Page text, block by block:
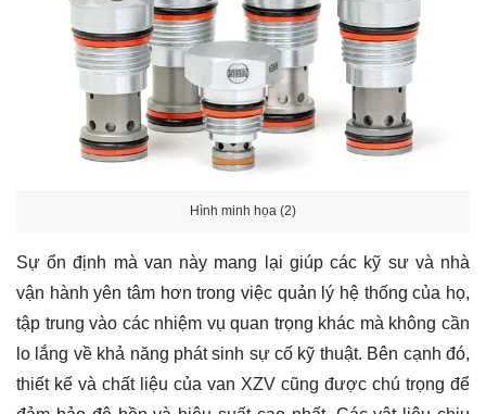
Hình minh họa (2)
Sự ổn định mà van này mang lại giúp các kỹ sư và nhà
vận hành yên tâm hơn trong việc quản lý hệ thống của họ,
tập trung vào các nhiệm vụ quan trọng khác mà không cần
lo lắng về khả năng phát sinh sự cố kỹ thuật. Bên cạnh đó,
thiết kế và chất liệu của van XZV cũng được chú trọng để